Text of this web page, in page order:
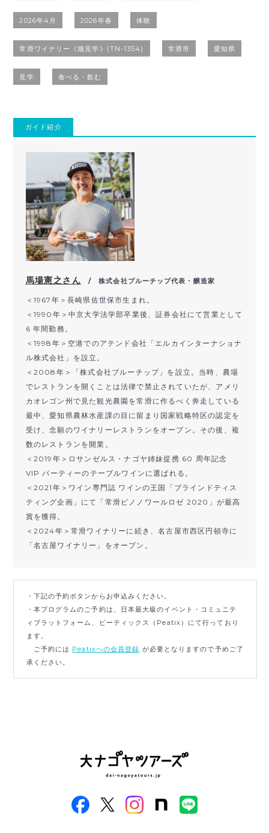
2026年4月 2026年春 体験
常滑ワイナリー《畑見学》(TN-1354) 常滑市 愛知県
見学 食べる・飲む
ガイド紹介
馬場憲之さん / 株式会社ブルーチップ代表・醸造家
＜ 1967 年＞長崎県佐世保市生まれ。
＜ 1990 年＞中京大学法学部卒業後、証券会社にて営業として
6 年間勤務。
＜ 1998 年＞空港でのアテンド会社「エルカインターナショナ
ル株式会社」を設立。
＜ 2008 年＞「株式会社ブルーチップ」を設立。当時、農場
でレストランを開くことは法律で禁止されていたが、アメリ
カオレゴン州で見た観光農園を常滑に作るべく奔走している
最中、愛知県農林水産課の目に留まり国家戦略特区の認定を
受け、念願のワイナリーレストランをオープン。その後、複
数のレストランを開業。
＜ 2019 年＞ロサンゼルス・ナゴヤ姉妹提携 60 周年記念
VIPパーティーのテーブルワインに選ばれる。
＜ 2021 年＞ワイン専門誌 ワインの王国「ブラインドティス
ティング企画」にて「常滑ピノノワールロゼ 2020 」が最高
賞を獲得。
＜ 2024年＞常滑ワイナリーに続き、名古屋市西区円頓寺に
「名古屋ワイナリー」をオープン。
・下記の予約ボタンからお申込みください。
・本プログラムのご予約は、日本最大級のイベント・コミュニテ
ィプラットフォーム、ピーティックス（Peatix）にて行っており
ます。
ご予約には Peatixへの会員登録 が必要となりますので予めご了
承ください。